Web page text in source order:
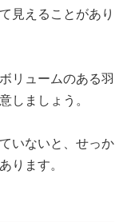
見えることがあり
リュームのある羽
しましょう。
いないと、せっか
ります。